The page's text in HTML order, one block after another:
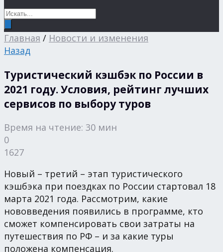
Главная / Новости и изменения
Назад
Туристический кэшбэк по России в
2021 году. Условия, рейтинг лучших
сервисов по выбору туров
Время на чтение: 30 мин
0
1627
Новый – третий – этап туристического
кэшбэка при поездках по России стартовал 18
марта 2021 года. Рассмотрим, какие
нововведения появились в программе, кто
сможет компенсировать свои затраты на
путешествия по РФ – и за какие туры
положена компенсация.